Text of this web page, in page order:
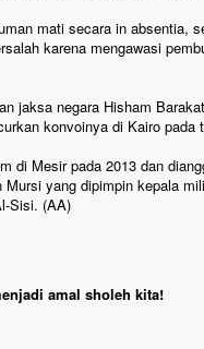
mati secara in absentia,
karena mengawasi
jaksa negara Hisham
konvoinya di Kairo pada
di Mesir pada 2013 dan
Mursi yang dipimpin kepala
Sisi. (AA)
amal sholeh kita!